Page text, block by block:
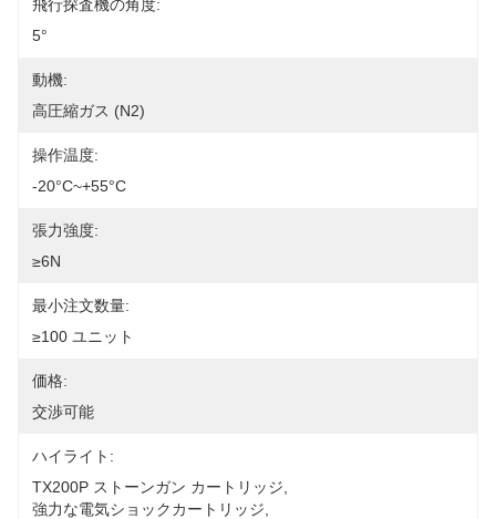
飛行探査機の角度:
5°
動機:
高圧縮ガス (N2)
操作温度:
-20°C~+55°C
張力強度:
≥6N
最小注文数量:
≥100 ユニット
価格:
交渉可能
ハイライト:
TX200P ストーンガン カートリッジ
強力な電気ショックカートリッジ